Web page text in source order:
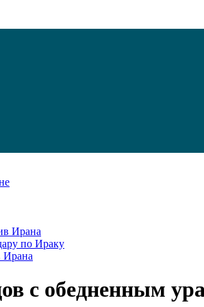
Ирана
по Ираку
Ирана
с обедненным